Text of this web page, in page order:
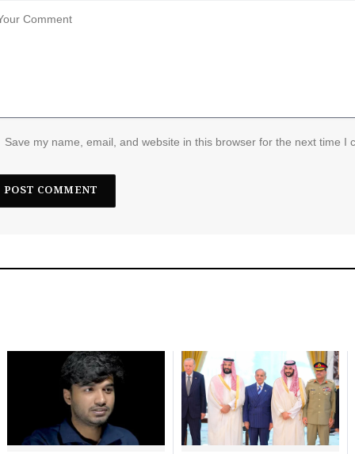
Save my name, email, and website in this browser for the next time I